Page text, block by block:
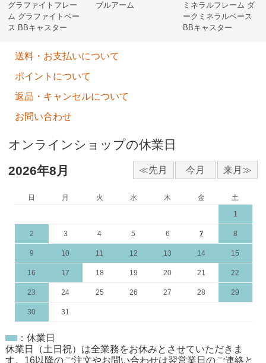
グラファイトフレー
ム グラファイトベー
ス BBキャスター
ブルアーム
ミネラルフレーム ダ
ークミネラルベース
BBキャスター
送料・お支払いについて
ポイントについて
返品・キャンセルについて
お問い合わせ
オンラインショップの休業日
2026年8月
日 月 火 水 木 金
土
1
2 3 4 5 6 7 8
9 10 11 12 13 14 15
16 17 18 19 20 21 22
23 24 25 26 27 28 29
30 31
：休業日
休業日（土日祝）は全業務をお休みとさせていただきま
す。16以降のご注文やお問い合わせは翌営業日のご連絡と